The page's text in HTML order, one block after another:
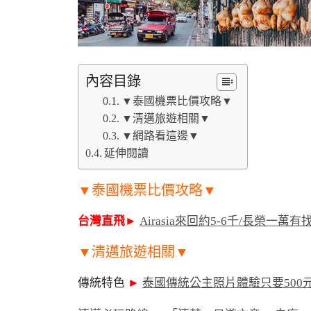
內容目錄
▼泰國機票比價攻略▼
▼清邁旅遊相關▼
▼網路看這邊▼
延伸閱讀
▼泰國機票比價攻略▼
台灣直飛► Airasia來回約5-6千/長榮一萬有
▼清邁旅遊相關▼
傳統特色 ► 泰國傳統公主照片體驗只要500